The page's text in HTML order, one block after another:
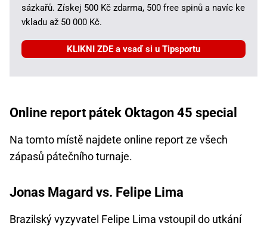
sázkařů. Získej 500 Kč zdarma, 500 free spinů a navíc ke
vkladu až 50 000 Kč.
KLIKNI ZDE a vsaď si u Tipsportu
Online report pátek Oktagon 45 special
Na tomto místě najdete online report ze všech
zápasů pátečního turnaje.
Jonas Magard vs. Felipe Lima
Brazilský vyzyvatel Felipe Lima vstoupil do utkání